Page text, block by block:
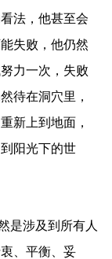
法，他甚至会
失败，他仍然
力一次，失败
待在洞穴里，
新上到地面，
阳光下的世
是涉及到所有人
、平衡、妥